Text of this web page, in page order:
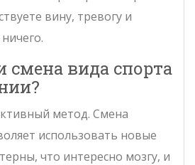
вину, тревогу и
смена вида спорта
метод. Смена
использовать новые
что интересно мозгу, и